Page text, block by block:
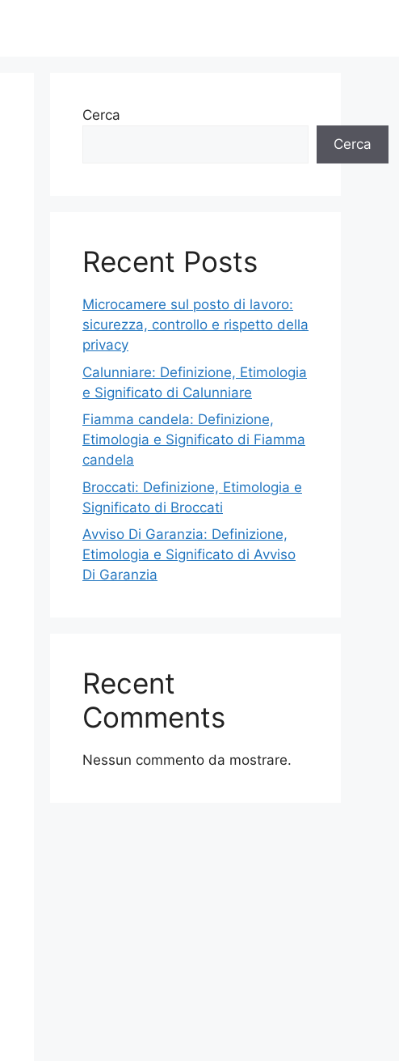
Cerca
Cerca
Recent Posts
Microcamere sul posto di lavoro:
sicurezza, controllo e rispetto della
privacy
Calunniare: Definizione, Etimologia
e Significato di Calunniare
Fiamma candela: Definizione,
Etimologia e Significato di Fiamma
candela
Broccati: Definizione, Etimologia e
Significato di Broccati
Avviso Di Garanzia: Definizione,
Etimologia e Significato di Avviso
Di Garanzia
Recent
Comments
Nessun commento da mostrare.